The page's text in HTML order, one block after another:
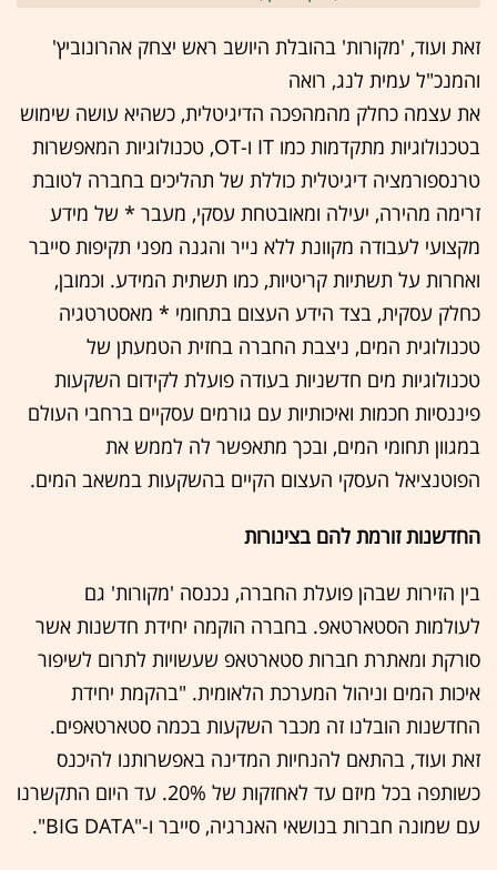
זאת ועוד, 'מקורות' בהובלת היושב ראש יצחק אהרונוביץ'
והמנכ"ל עמית לנג, רואה
את עצמה כחלק מהמהפכה הדיגיטלית, כשהיא עושה שימוש
בטכנולוגיות מתקדמות כמו IT ו-OT, טכנולוגיות המאפשרות
טרנספורמציה דיגיטלית כוללת של תהליכים בחברה לטובת
זרימה מהירה, יעילה ומאובטחת עסקי, מעבר * של מידע
מקצועי לעבודה מקוונת ללא נייר והגנה מפני תקיפות סייבר
ואחרות על תשתיות קריטיות, כמו תשתית המידע. וכמובן,
כחלק עסקית, בצד הידע העצום בתחומי * מאסטרטגיה
טכנולוגית המים, ניצבת החברה בחזית הטמעתן של
טכנולוגיות מים חדשניות בעודה פועלת לקידום השקעות
פיננסיות חכמות ואיכותיות עם גורמים עסקיים ברחבי העולם
במגוון תחומי המים, ובכך מתאפשר לה לממש את
הפוטנציאל העסקי העצום הקיים בהשקעות במשאב המים.
החדשנות זורמת להם בצינורות
בין הזירות שבהן פועלת החברה, נכנסה 'מקורות' גם
לעולמות הסטארטאפ. בחברה הוקמה יחידת חדשנות אשר
סורקת ומאתרת חברות סטארטאפ שעשויות לתרום לשיפור
איכות המים וניהול המערכת הלאומית. "בהקמת יחידת
החדשנות הובלנו זה מכבר השקעות בכמה סטארטאפים.
זאת ועוד, בהתאם להנחיות המדינה באפשרותנו להיכנס
כשותפה בכל מיזם עד לאחזקות של 20%. עד היום התקשרנו
עם שמונה חברות בנושאי האנרגיה, סייבר ו-"BIG DATA".